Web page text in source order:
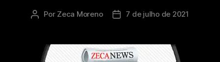
Por Zeca Moreno 7 de julho de 2021